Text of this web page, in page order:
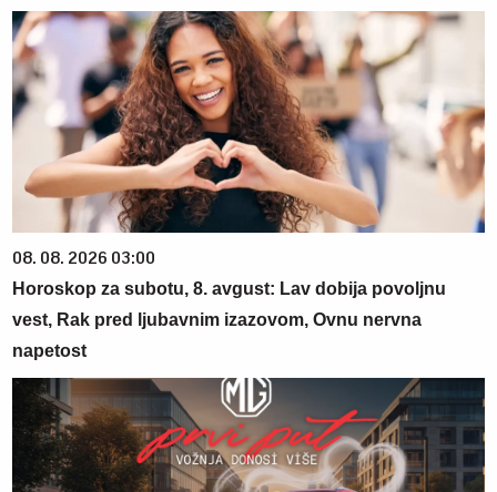
08. 08. 2026 03:00
Horoskop za subotu, 8. avgust: Lav dobija povoljnu
vest, Rak pred ljubavnim izazovom, Ovnu nervna
napetost